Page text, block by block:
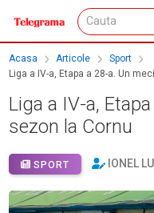
Acasa Articole
Sport
Liga a IV-a, Etapa a 28-a. Un
Liga a IV-a,
sezon la Cornu
SPORT IONEL